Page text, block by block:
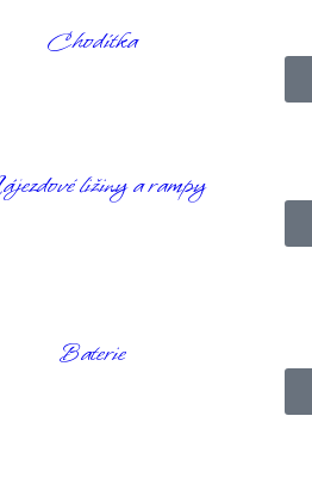
Chodítka
ližiny a rampy
Baterie
zvýšeným napětím a svalovými
nebo zvýšeným napětím a
dekubitů.
stabilitu, zejména u osob s rotací
možnost vytvořit polohu lopaty.